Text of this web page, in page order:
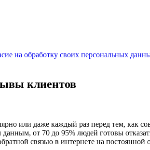
на обработку своих персональных
клиентов
или даже каждый раз перед тем, как
от 70 до 95% людей готовы
связью в интернете на постоянной